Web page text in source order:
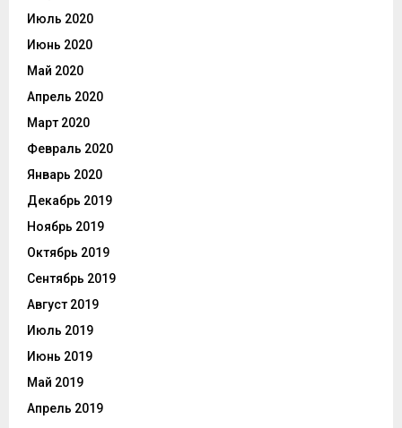
Июль 2020
Июнь 2020
Май 2020
Апрель 2020
Март 2020
Февраль 2020
Январь 2020
Декабрь 2019
Ноябрь 2019
Октябрь 2019
Сентябрь 2019
Август 2019
Июль 2019
Июнь 2019
Май 2019
Апрель 2019